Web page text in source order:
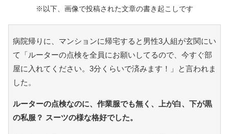
※以下、画像で投稿された文章の書き起こしです
病院帰りに、マンションに帰宅すると男性3人組が玄関にい
て「ルーターの点検を全員にお願いしてるので、今すぐ部
屋に入れてください。3分くらいで済みます！」と言われま
した。
ルーターの点検なのに、作業服でも無く、上が白、下が黒
の私服？ スーツの様な格好でした。